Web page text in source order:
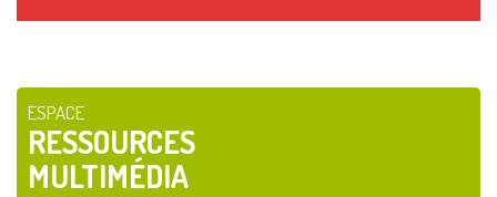
ESPACE
RESSOURCES
MULTIMÉDIA